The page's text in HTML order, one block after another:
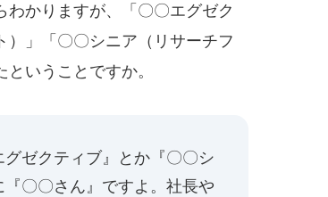
かりますが、「〇〇エグゼク
」「〇〇シニア（リサーチフ
いうことですか。
グゼクティブ』とか『〇〇シ
〇〇さん』ですよ。社長や